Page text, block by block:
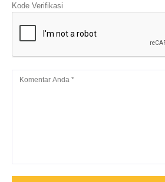
Kode Verifikasi